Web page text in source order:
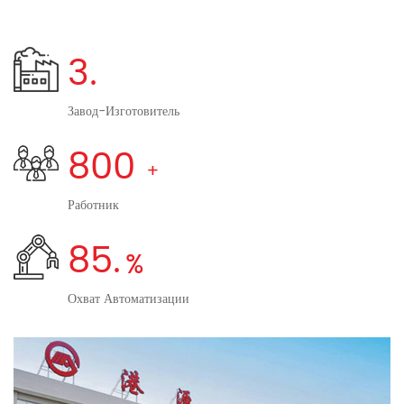
медицине, безопасности, личной гигиене, автомобильной
электронике, промышленном контроле и других областях. Штаб-
Юэцине, Чжэцзяне, Хубэй-Гуаншуе, Шэньчжэне и Гуандуне. Имеет
независимые центры исследований и разработок в Шэньчжэне. И
дочерние компании по продажам в Шэньчжэне, Хэфэе, Гонконге,
Сингапуре. в Пекине, Шанхае, Гуанчжоу, Хуэйчжоу и за рубежом, в
Южной Корее, Бразилии, с офисами продаж, более 800
сотрудников по всему миру. Чжэцзянский филиал Китайского
банка Китая оценили компанию как предприятие «ААА» и «Золотой
клиент» соответственно. Мы фокусируемся на научном управлении,
придерживаемся непрерывных инноваций, чтобы клиенты
3.
Завод-Изготовитель
800
Работник
85.
Охват Автоматизации